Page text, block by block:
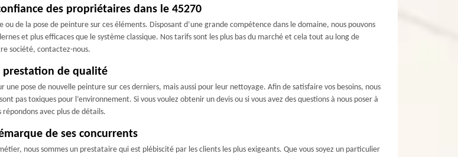
des propriétaires dans le 45270
de la pose de peinture sur ces éléments. Disposant d’une grande compétence dans le domaine, nous pouvons
et plus efficaces que le système classique. Nos tarifs sont les plus bas du marché et cela tout au long de
société, contactez-nous.
prestation de qualité
pose de nouvelle peinture sur ces derniers, mais aussi pour leur nettoyage. Afin de satisfaire vos besoins, nous
pas toxiques pour l’environnement. Si vous voulez obtenir un devis ou si vous avez des questions à nous poser à
avec plus de détails.
de ses concurrents
nous sommes un prestataire qui est plébiscité par les clients les plus exigeants. Que vous soyez un particulier